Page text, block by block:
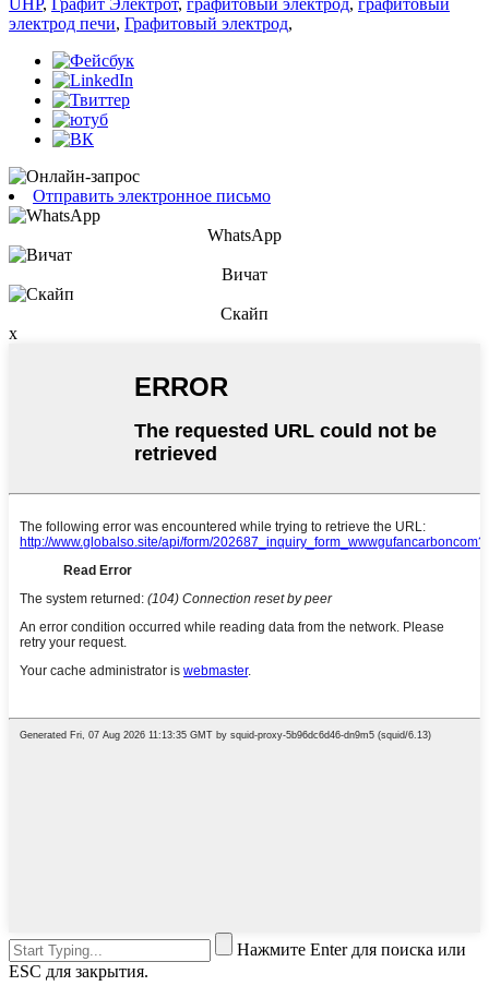
UHP, Графит Электрот, графитовый электрод, графитовый
электрод печи, Графитовый электрод,
Отправить электронное письмо
WhatsApp
Вичат
Скайп
x
Нажмите Enter для поиска или
ESC для закрытия.